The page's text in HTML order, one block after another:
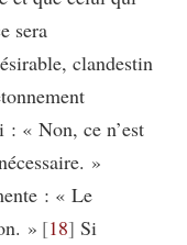
sera
clandestin
: « Non, ce n’est
»
: « Le
» 18 Si